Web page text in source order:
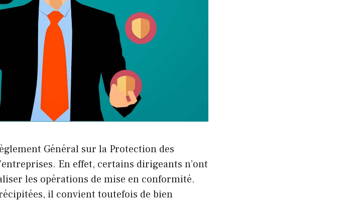
Général sur la Protection des
En effet, certains dirigeants n’ont
les opérations de mise en conformité.
il convient toutefois de bien